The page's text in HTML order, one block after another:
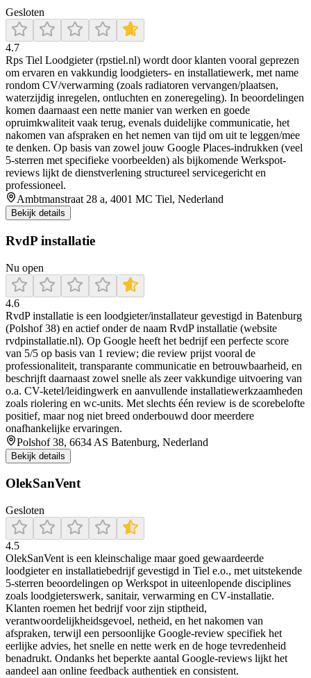
Gesloten
4.7
Rps Tiel Loodgieter (rpstiel.nl) wordt door klanten vooral geprezen
om ervaren en vakkundig loodgieters- en installatiewerk, met name
rondom CV/verwarming (zoals radiatoren vervangen/plaatsen,
waterzijdig inregelen, ontluchten en zoneregeling). In beoordelingen
komen daarnaast een nette manier van werken en goede
opruimkwaliteit vaak terug, evenals duidelijke communicatie, het
nakomen van afspraken en het nemen van tijd om uit te leggen/mee
te denken. Op basis van zowel jouw Google Places-indrukken (veel
5-sterren met specifieke voorbeelden) als bijkomende Werkspot-
reviews lijkt de dienstverlening structureel servicegericht en
professioneel.
Ambtmanstraat 28 a, 4001 MC Tiel, Nederland
Bekijk details
RvdP installatie
Nu open
4.6
RvdP installatie is een loodgieter/installateur gevestigd in Batenburg
(Polshof 38) en actief onder de naam RvdP installatie (website
rvdpinstallatie.nl). Op Google heeft het bedrijf een perfecte score
van 5/5 op basis van 1 review; die review prijst vooral de
professionaliteit, transparante communicatie en betrouwbaarheid, en
beschrijft daarnaast zowel snelle als zeer vakkundige uitvoering van
o.a. CV-ketel/leidingwerk en aanvullende installatiewerkzaamheden
zoals riolering en wc-units. Met slechts één review is de scorebelofte
positief, maar nog niet breed onderbouwd door meerdere
onafhankelijke ervaringen.
Polshof 38, 6634 AS Batenburg, Nederland
Bekijk details
OlekSanVent
Gesloten
4.5
OlekSanVent is een kleinschalige maar goed gewaardeerde
loodgieter en installatiebedrijf gevestigd in Tiel e.o., met uitstekende
5‑sterren beoordelingen op Werkspot in uiteenlopende disciplines
zoals loodgieterswerk, sanitair, verwarming en CV‑installatie.
Klanten roemen het bedrijf voor zijn stiptheid,
verantwoordelijkheidsgevoel, netheid, en het nakomen van
afspraken, terwijl een persoonlijke Google‑review specifiek het
eerlijke advies, het snelle en nette werk en de hoge tevredenheid
benadrukt. Ondanks het beperkte aantal Google‑reviews lijkt het
aandeel aan online feedback authentiek en consistent.